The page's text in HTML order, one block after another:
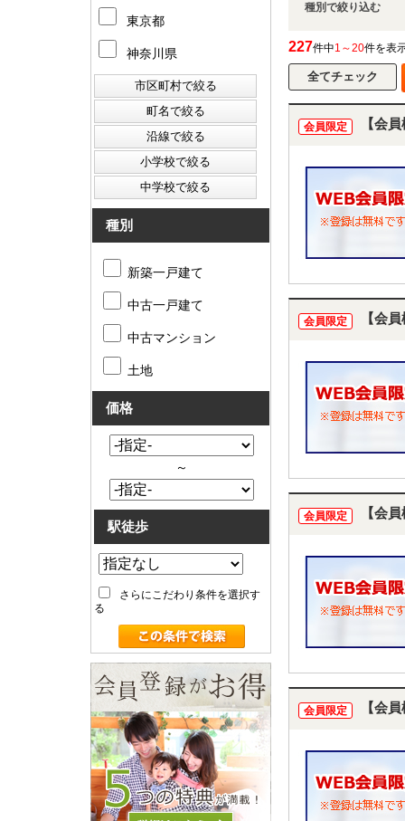
種別で絞り込む
227件中1～20件を表
会員限定 【会
会員限定 【会
会員限定 【会
会員限定 【会
東京都
神奈川県
種別
新築一戸建て
中古一戸建て
中古マンション
土地
価格
～
駅徒歩
さらにこだわり条件を選択す
る